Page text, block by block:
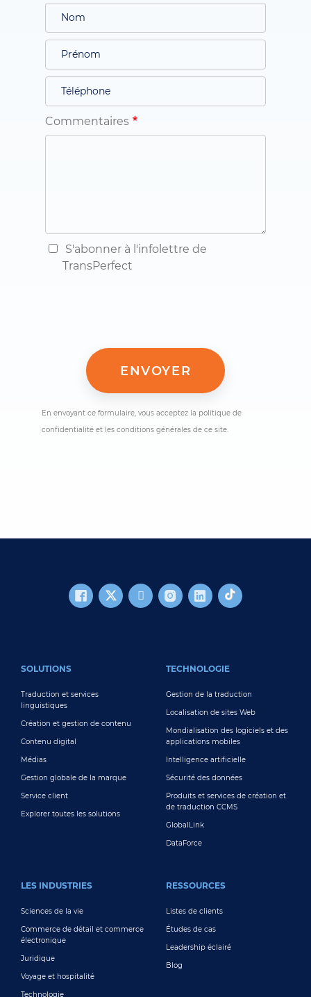
Commentaires
S'abonner à l'infolettre de
TransPerfect
En envoyant ce formulaire, vous acceptez la politique de
confidentialité et les conditions générales de ce site.
SOLUTIONS
Traduction et services
linguistiques
Création et gestion de contenu
Contenu digital
Médias
Gestion globale de la marque
Service client
Explorer toutes les solutions
TECHNOLOGIE
Gestion de la traduction
Localisation de sites Web
Mondialisation des logiciels et des
applications mobiles
Intelligence artificielle
Sécurité des données
Produits et services de création et
de traduction CCMS
GlobalLink
DataForce
LES INDUSTRIES
Sciences de la vie
Commerce de détail et commerce
électronique
Juridique
Voyage et hospitalité
Technologie
RESSOURCES
Listes de clients
Études de cas
Leadership éclairé
Blog